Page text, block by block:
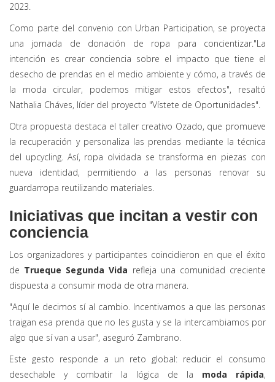
2023.
Como parte del convenio con Urban Participation, se proyecta
una jornada de donación de ropa para concientizar."La
intención es crear conciencia sobre el impacto que tiene el
desecho de prendas en el medio ambiente y cómo, a través de
la moda circular, podemos mitigar estos efectos", resaltó
Nathalia Cháves, líder del proyecto "Vístete de Oportunidades".
Otra propuesta destaca el taller creativo Ozado, que promueve
la recuperación y personaliza las prendas mediante la técnica
del upcycling. Así, ropa olvidada se transforma en piezas con
nueva identidad, permitiendo a las personas renovar su
guardarropa reutilizando materiales.
Iniciativas que incitan a vestir con
conciencia
Los organizadores y participantes coincidieron en que el éxito
de Trueque Segunda Vida refleja una comunidad creciente
dispuesta a consumir moda de otra manera.
"Aquí le decimos sí al cambio. Incentivamos a que las personas
traigan esa prenda que no les gusta y se la intercambiamos por
algo que sí van a usar", aseguró Zambrano.
Este gesto responde a un reto global: reducir el consumo
desechable y combatir la lógica de la moda rápida,